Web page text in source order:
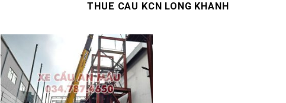
THUE CAU KCN LONG KHANH